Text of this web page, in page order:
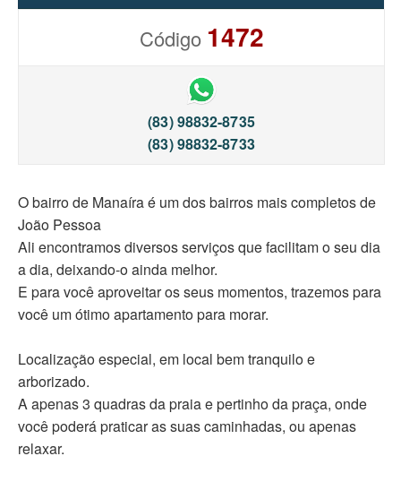
Código 1472
(83) 98832-8735
(83) 98832-8733
O bairro de Manaíra é um dos bairros mais completos de
João Pessoa
Ali encontramos diversos serviços que facilitam o seu dia
a dia, deixando-o ainda melhor.
E para você aproveitar os seus momentos, trazemos para
você um ótimo apartamento para morar.
Localização especial, em local bem tranquilo e
arborizado.
A apenas 3 quadras da praia e pertinho da praça, onde
você poderá praticar as suas caminhadas, ou apenas
relaxar.